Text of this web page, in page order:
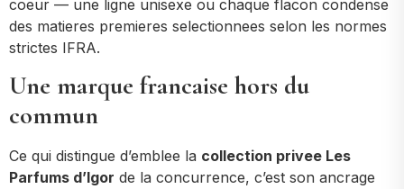
coeur — une ligne unisexe ou chaque flacon condense
des matieres premieres selectionnees selon les normes
strictes IFRA.
Une marque francaise hors du
commun
Ce qui distingue d’emblee la collection privee Les
Parfums d’Igor de la concurrence, c’est son ancrage